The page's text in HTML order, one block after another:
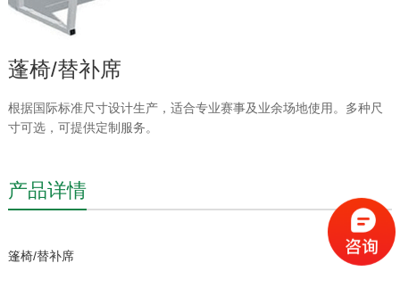
蓬椅/替补席
根据国际标准尺寸设计生产，适合专业赛事及业余场地使用。多种尺
寸可选，可提供定制服务。
产品详情
篷椅/替补席